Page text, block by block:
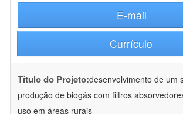
E-mail
Currículo
Título do Projeto:desenvolvimento de um
produção de biogás com filtros
uso em áreas rurais